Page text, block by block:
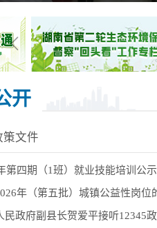
开
策文件
第四期（1班）就业技能培训公示